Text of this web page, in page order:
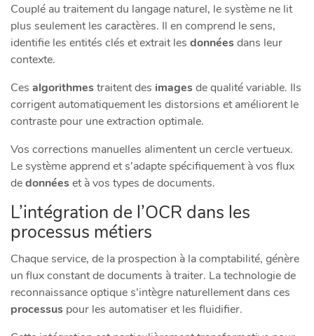
Couplé au traitement du langage naturel, le système ne lit
plus seulement les caractères. Il en comprend le sens,
identifie les entités clés et extrait les donnéesdans leur
contexte.
Ces algorithmestraitent des imagesde qualité variable. Ils
corrigent automatiquement les distorsions et améliorent le
contraste pour une extraction optimale.
Vos corrections manuelles alimentent un cercle vertueux.
Le système apprend et s’adapte spécifiquement à vos flux
dedonnéeset à vos types de documents.
L’intégration de l’OCR dans les
processus métiers
Chaque service, de la prospection à la comptabilité, génère
un flux constant de documents à traiter. La technologie de
reconnaissance optique s’intègre naturellement dans ces
processus pour les automatiser et les fluidifier.